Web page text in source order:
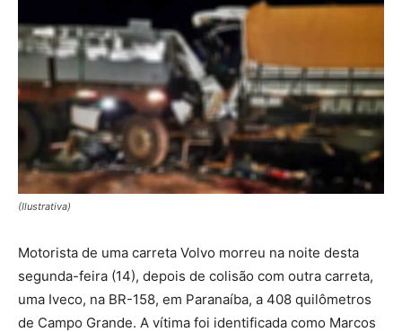
(Ilustrativa)
Motorista de uma carreta Volvo morreu na noite desta
segunda-feira (14), depois de colisão com outra carreta,
uma Iveco, na BR-158, em Paranaíba, a 408 quilômetros
de Campo Grande. A vítima foi identificada como Marcos